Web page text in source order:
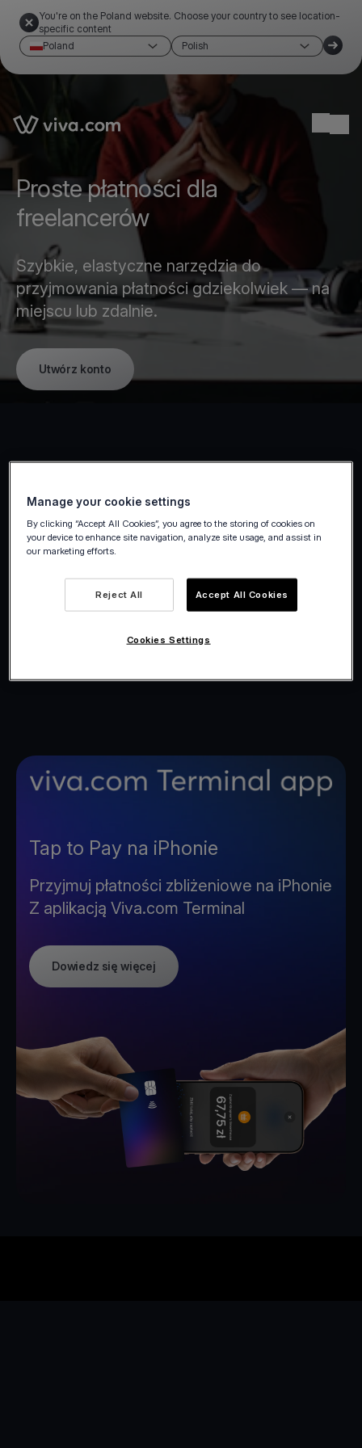
You're on the Poland website. Choose your country to see location-
specific content
Poland
Polish
Link to the homepage
Proste płatności dla
freelancerów
Szybkie, elastyczne narzędzia do
przyjmowania płatności gdziekolwiek — na
miejscu lub zdalnie.
Utwórz konto
Akceptuj płatności od ręki lub zdalnie dzięki
narzędziom stworzonym dla freelancerów.
otrzymuj pieniądze szybko i bezpiecznie,
bez problemów.
Tap to Pay na iPhonie
Przyjmuj płatności zbliżeniowe na iPhonie
Z aplikacją Viva.com Terminal
Dowiedz się więcej
Manage your cookie settings
By clicking “Accept All Cookies”, you agree to the storing of cookies on
your device to enhance site navigation, analyze site usage, and assist in
our marketing efforts.
Reject All Accept All Cookies
Cookies Settings